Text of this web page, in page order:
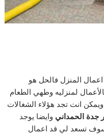
المنزل فالحل هو
لمنزليه وطهي الطعام
ويمكن انت تجد هؤلاء الشغالات
جدة الحمداني وايضا يوجد
تسعد لي قد اعمال